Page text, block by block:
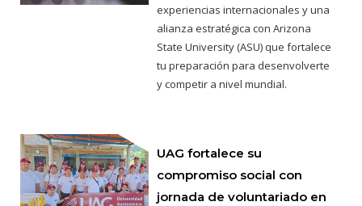
experiencias internacionales y una
alianza estratégica con Arizona
State University (ASU) que fortalece
tu preparación para desenvolverte
y competir a nivel mundial.
UAG fortalece su
compromiso social con
jornada de voluntariado en